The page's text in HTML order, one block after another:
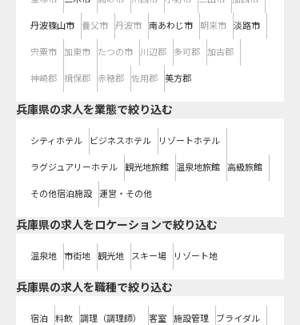
丹波篠山市 養父市 丹波市 南あわじ市 朝来市 淡路市
宍粟市 加東市 たつの市 川辺郡 多可郡 加古郡
神崎郡 揖保郡 赤穂郡 佐用郡 美方郡
兵庫県の求人を業態で絞り込む
シティホテル ビジネスホテル リゾートホテル
ラグジュアリーホテル 観光地旅館 温泉地旅館 高級旅館
その他宿泊施設 運営・その他
兵庫県の求人をロケーションで絞り込む
温泉地 市街地 観光地 スキー場 リゾート地
兵庫県の求人を職種で絞り込む
宿泊 料飲 調理（調理師） 客室 施設管理 ブライダル